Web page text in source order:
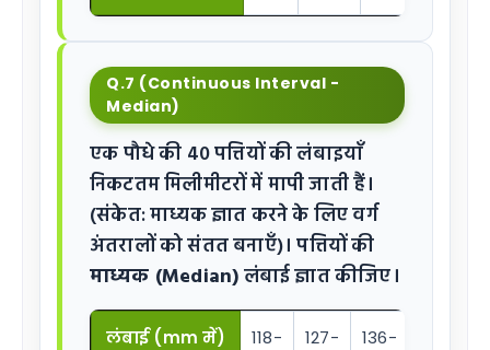
Q.7 (Continuous Interval -
Median)
एक पौधे की 40 पत्तियों की लंबाइयाँ
निकटतम मिलीमीटरों में मापी जाती हैं।
(संकेत: माध्यक ज्ञात करने के लिए वर्ग
अंतरालों को संतत बनाएँ)। पत्तियों की
माध्यक (Median)लंबाई ज्ञात कीजिए।
लंबाई (mm में)
118-
127-
136-